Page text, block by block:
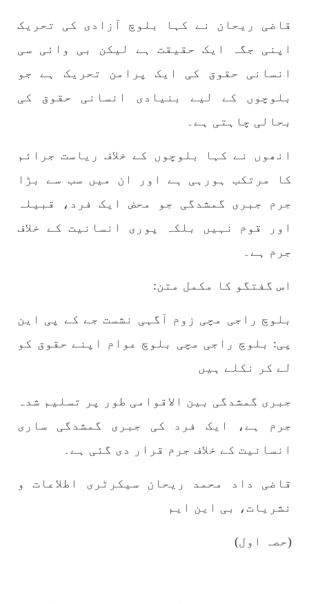
SHARE
1981 VIEWS جون 2, 2023
نوجوانوں کی سیاسی شراکت داری کی اہمیت اور
تحریر،سلیم جالب بلوچ سابق ممبر سینٹرل کمیٹی
سے پائے تکیمل تک پہنچانے کے لئے توانائی،و
بلوچستان مضامین
شہید نجمہ بلوچ کو انصاف دلانے کے لئے عالمی
ادارے کردار ادا کریں پاکستانی ریاست قاتل ہے
پاکستان کی پنجابی ریاست کی فوجی سرپرستی میں
واقعے سے دنیا ضرور چونک گئی ہوگی۔ ضلع آواران
کے علاقے گشکور میں ایک رضاکار خاتون ٹیچر نجمہ
قاضی ریحان نے کہا بلوچ آزادی کی تحریک
اپنی جگہ ایک حقیقت ہے لیکن بی وائی سی
انسانی حقوق کی ایک پرامن تحریک ہے جو
بلوچوں کے لیے بنیادی انسانی حقوق کی
بحالی چاہتی ہے۔
انھوں نے کہا بلوچوں کے خلاف ریاست جرائم
کا مرتکب ہورہی ہے اور ان میں سب سے بڑا
جرم جبری گمشدگی جو محض ایک فرد، قبیلہ
اور قوم نہیں بلکہ پوری انسانیت کے خلاف
جرم ہے۔
اس گفتگو کا مکمل متن:
بلوچ راجی مچی زوم آگہی نشست جے کے پی این
پی: بلوچ راجی مچی بلوچ عوام اپنے حقوق کو
لے کر نکلے ہیں
جبری گمشدگی بین الاقوامی طور پر تسلیم شدہ
جرم ہے، ایک فرد کی جبری گمشدگی ساری
انسانیت کے خلاف جرم قرار دی گئی ہے۔
قاضی داد محمد ریحان سیکرٹری اطلاعات و
نشریات، بی این ایم
(حصہ اول)